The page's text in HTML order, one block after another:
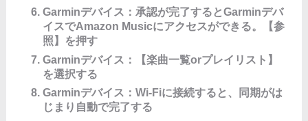
Garminデバイス：承認が完了するとGarminデバ
イスでAmazon Musicにアクセスができる。【参
照】を押す
Garminデバイス：【楽曲一覧orプレイリスト】
を選択する
Garminデバイス：Wi-Fiに接続すると、同期がは
じまり自動で完了する